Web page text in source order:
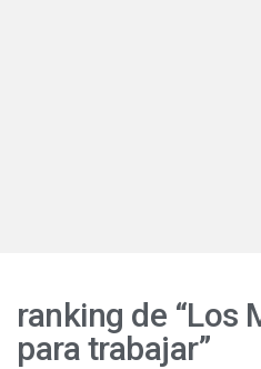
ranking de “Los
para trabajar”